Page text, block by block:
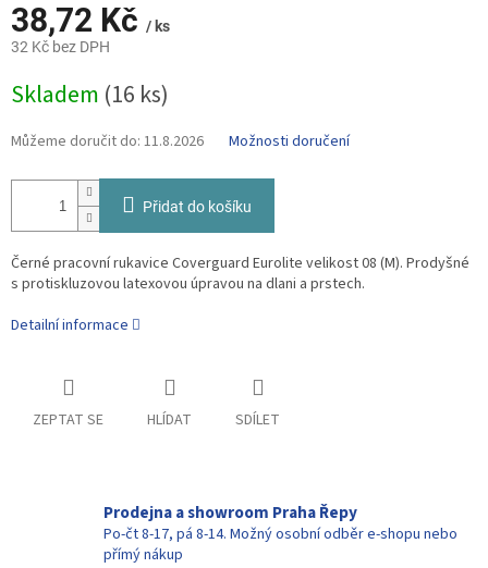
38,72 Kč / ks
32 Kč bez DPH
cena:
Skladem (16 ks)
Můžeme doručit do: 11.8.2026 Možnosti doručení
Přidat do košíku
Černé pracovní rukavice Coverguard Eurolite velikost 08 (M). Prodyšné
s protiskluzovou latexovou úpravou na dlani a prstech.
Detailní informace
ZEPTAT SE HLÍDAT SDÍLET
Prodejna a showroom Praha Řepy
Po-čt 8-17, pá 8-14. Možný osobní odběr e-shopu nebo
přímý nákup